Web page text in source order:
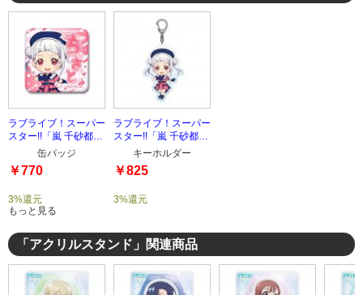
ラブライブ！スーパー
スター!!「嵐 千砂都」
スクエア缶バッジ
缶バッジ
￥770
3%還元
ラブライブ！スーパー
スター!!「嵐 千砂都」
アクリルキーホルダー
キーホルダー
￥825
3%還元
もっと見る
「アクリルスタンド」関連商品